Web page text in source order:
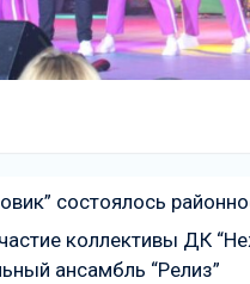
состоялось
коллективы ДК
ансамбль “Релиз”